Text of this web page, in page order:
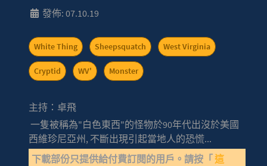
發佈: 07.10.19
White Thing Sheepsquatch West Virginia
Cryptid WV' Monster
主持：卓飛
一隻被稱為"白色東西"的怪物於90年代出沒於美國
西維珍尼亞州, 不斷出現引起當地人的恐慌...
下載部份只提供給付費訂閱的用戶。請按「這